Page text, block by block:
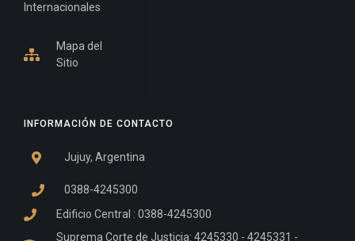
INFORMACIÓN DE CONTACTO
Jujuy, Argentina
0388-4245300
Edificio Central : 0388-4245300
Suprema Corte de Justicia: 4245330 - 4245331 -
Internacionales
Mapa del
Sitio